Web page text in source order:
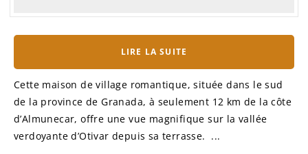
LIRE LA SUITE
Cette maison de village romantique, située dans le sud
de la province de Granada, à seulement 12 km de la côte
d’Almunecar, offre une vue magnifique sur la vallée
verdoyante d’Otivar depuis sa terrasse. ...